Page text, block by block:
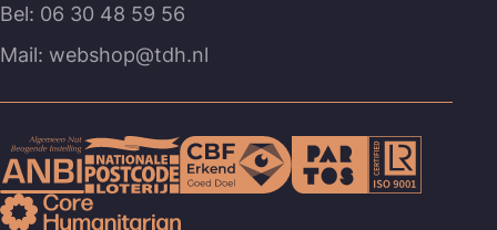
Bel: 06 30 48 59 56
Mail: webshop@tdh.nl